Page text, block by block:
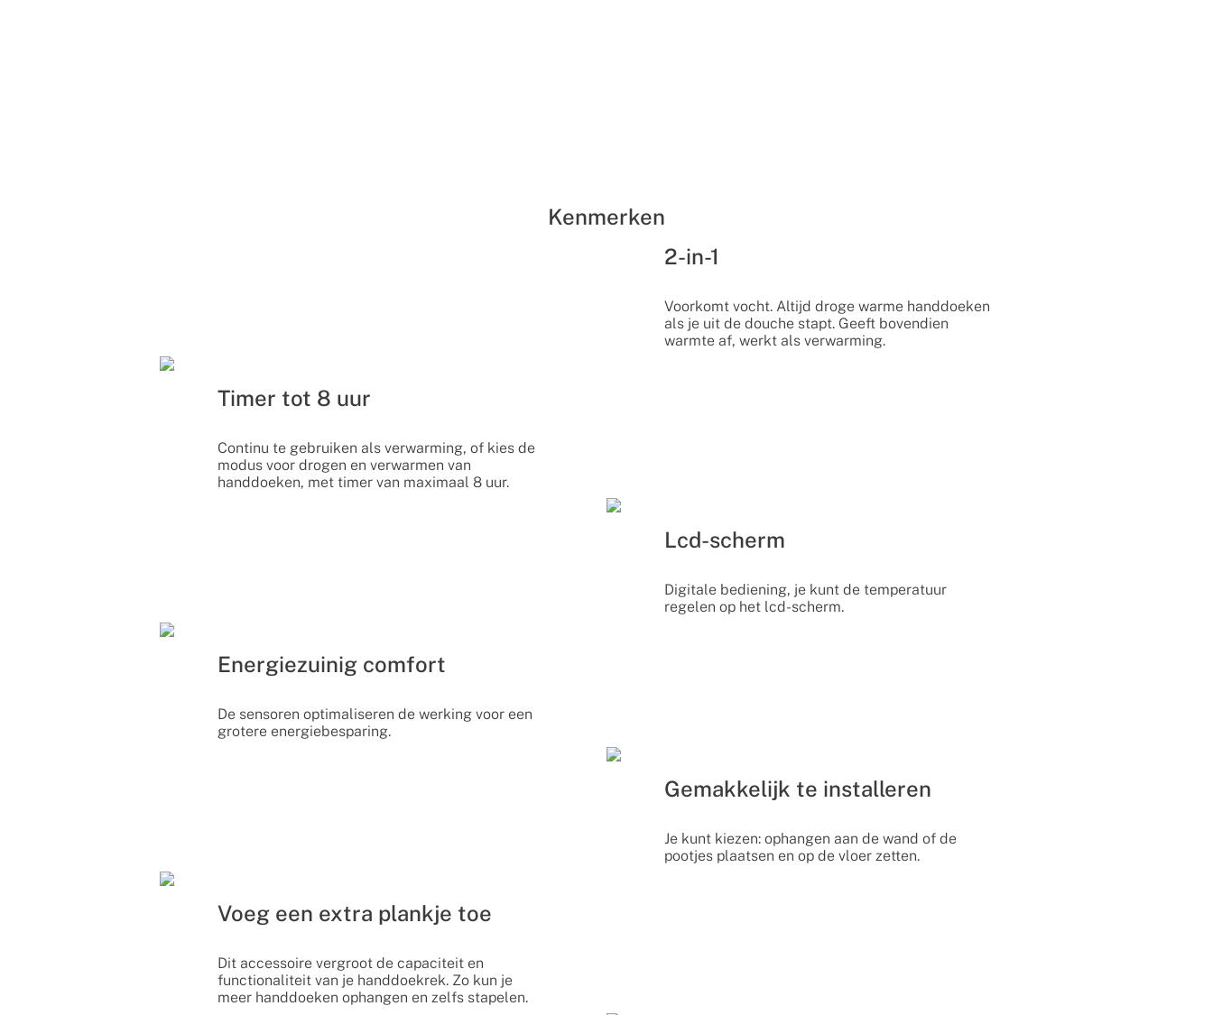
Kenmerken
2-in-1
Voorkomt vocht. Altijd droge warme handdoeken
als je uit de douche stapt. Geeft bovendien
warmte af, werkt als verwarming.
Timer tot 8 uur
Continu te gebruiken als verwarming, of kies de
modus voor drogen en verwarmen van
handdoeken, met timer van maximaal 8 uur.
Lcd-scherm
Digitale bediening, je kunt de temperatuur
regelen op het lcd-scherm.
Energiezuinig comfort
De sensoren optimaliseren de werking voor een
grotere energiebesparing.
Gemakkelijk te installeren
Je kunt kiezen: ophangen aan de wand of de
pootjes plaatsen en op de vloer zetten.
Voeg een extra plankje toe
Dit accessoire vergroot de capaciteit en
functionaliteit van je handdoekrek. Zo kun je
meer handdoeken ophangen en zelfs stapelen.